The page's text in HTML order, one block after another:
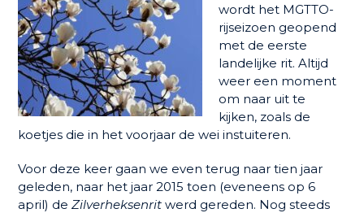
wordt het MGTTO-
rijseizoen geopend
met de eerste
landelijke rit. Altijd
weer een moment
om naar uit te
kijken, zoals de
koetjes die in het voorjaar de wei instuiteren.
Voor deze keer gaan we even terug naar tien jaar
geleden, naar het jaar 2015 toen (eveneens op 6
april) deZilverheksenritwerd gereden. Nog steeds